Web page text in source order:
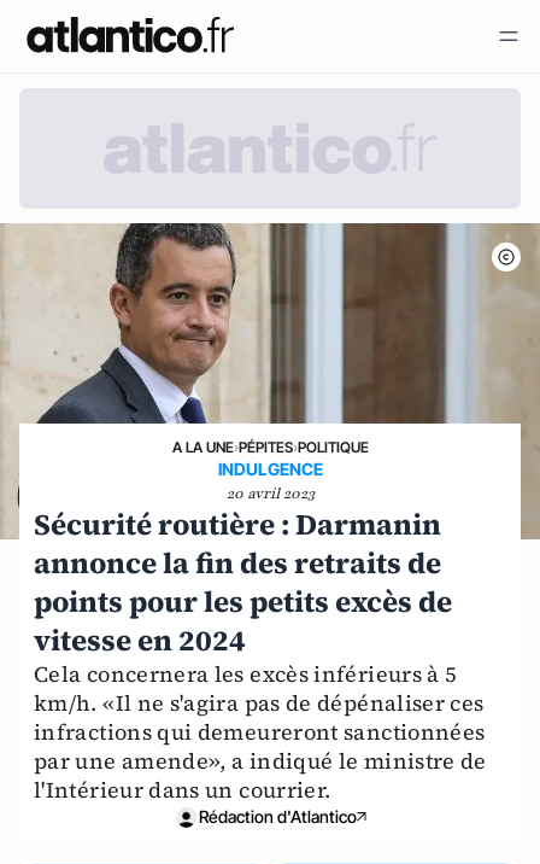
A LA UNE›PÉPITES›POLITIQUE
INDULGENCE
20 avril 2023
Sécurité routière : Darmanin
annonce la fin des retraits de
points pour les petits excès de
vitesse en 2024
Cela concernera les excès inférieurs à 5
km/h. «Il ne s'agira pas de dépénaliser ces
infractions qui demeureront sanctionnées
par une amende», a indiqué le ministre de
l'Intérieur dans un courrier.
Rédaction d'Atlantico